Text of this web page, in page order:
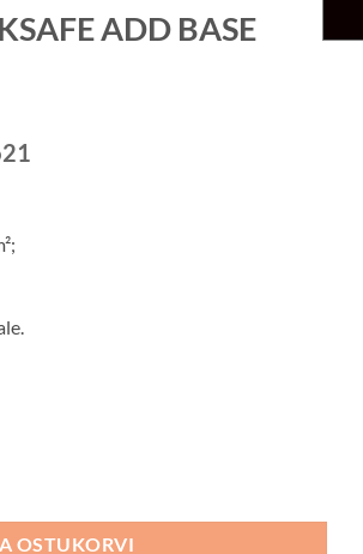
ADD BASE
OSTUKORVI